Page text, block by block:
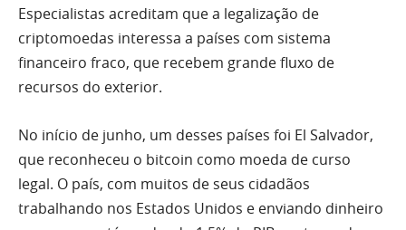
Especialistas acreditam que a legalização de
criptomoedas interessa a países com sistema
financeiro fraco, que recebem grande fluxo de
recursos do exterior.
No início de junho, um desses países foi El Salvador,
que reconheceu o bitcoin como moeda de curso
legal. O país, com muitos de seus cidadãos
trabalhando nos Estados Unidos e enviando dinheiro